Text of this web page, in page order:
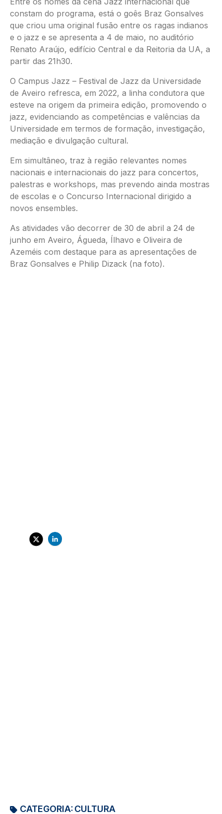
constam do programa, está o goês Braz Gonsalves
que criou uma original fusão entre os ragas indianos
e o jazz e se apresenta a 4 de maio, no auditório
Renato Araújo, edifício Central e da Reitoria da UA, a
partir das 21h30.
O Campus Jazz – Festival de Jazz da Universidade
de Aveiro refresca, em 2022, a linha condutora que
esteve na origem da primeira edição, promovendo o
jazz, evidenciando as competências e valências da
Universidade em termos de formação, investigação,
mediação e divulgação cultural.
Em simultâneo, traz à região relevantes nomes
nacionais e internacionais do jazz para concertos,
palestras e workshops, mas prevendo ainda mostras
de escolas e o Concurso Internacional dirigido a
novos ensembles.
As atividades vão decorrer de 30 de abril a 24 de
junho em Aveiro, Águeda, Ílhavo e Oliveira de
Azeméis com destaque para as apresentações de
Braz Gonsalves e Philip Dizack (na foto).
CATEGORIA:CULTURA